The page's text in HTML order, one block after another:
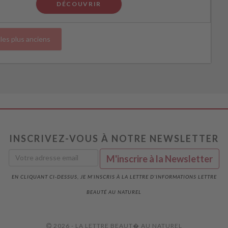
DÉCOUVRIR
plus anciens
INSCRIVEZ-VOUS À NOTRE NEWSLETTER
EN CLIQUANT CI-DESSUS, JE M'INSCRIS À LA LETTRE D'INFORMATIONS LETTRE
BEAUTÉ AU NATUREL
2026 - LA LETTRE BEAUT� AU NATUREL